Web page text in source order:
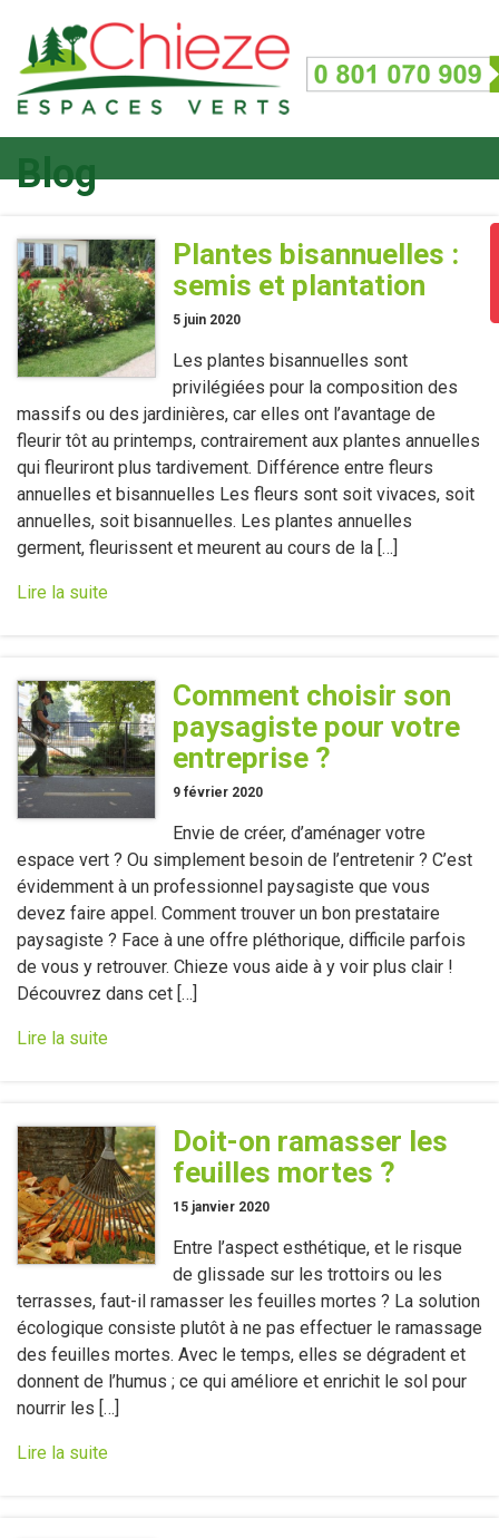
Blog
Plantes bisannuelles :
semis et plantation
5 juin 2020
Les plantes bisannuelles sont
privilégiées pour la composition des
massifs ou des jardinières, car elles ont l’avantage de
fleurir tôt au printemps, contrairement aux plantes annuelles
qui fleuriront plus tardivement. Différence entre fleurs
annuelles et bisannuelles Les fleurs sont soit vivaces, soit
annuelles, soit bisannuelles. Les plantes annuelles
germent, fleurissent et meurent au cours de la […]
Lire la suite
Comment choisir son
paysagiste pour votre
entreprise ?
9 février 2020
Envie de créer, d’aménager votre
espace vert ? Ou simplement besoin de l’entretenir ? C’est
évidemment à un professionnel paysagiste que vous
devez faire appel. Comment trouver un bon prestataire
paysagiste ? Face à une offre pléthorique, difficile parfois
de vous y retrouver. Chieze vous aide à y voir plus clair !
Découvrez dans cet […]
Lire la suite
Doit-on ramasser les
feuilles mortes ?
15 janvier 2020
Entre l’aspect esthétique, et le risque
de glissade sur les trottoirs ou les
terrasses, faut-il ramasser les feuilles mortes ? La solution
écologique consiste plutôt à ne pas effectuer le ramassage
des feuilles mortes. Avec le temps, elles se dégradent et
donnent de l’humus ; ce qui améliore et enrichit le sol pour
nourrir les […]
Lire la suite